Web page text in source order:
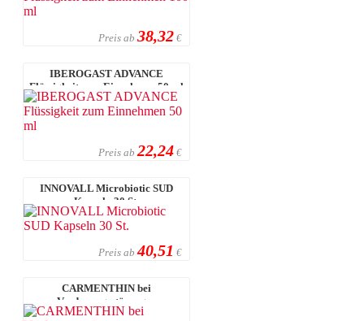
Preis ab 38,32 €
IBEROGAST ADVANCE
Flüssigkeit zum Einnehmen 50 ml
Preis ab 22,24 €
INNOVALL Microbiotic SUD
Kapseln 30 St.
Preis ab 40,51 €
CARMENTHIN bei
Verdauungsstörungen
msr.Weichkaps. 84 St.